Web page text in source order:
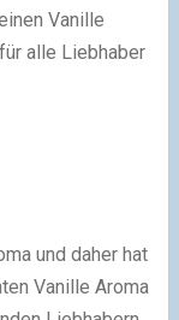
Vanille
alle Liebhaber
und daher hat
Vanille Aroma